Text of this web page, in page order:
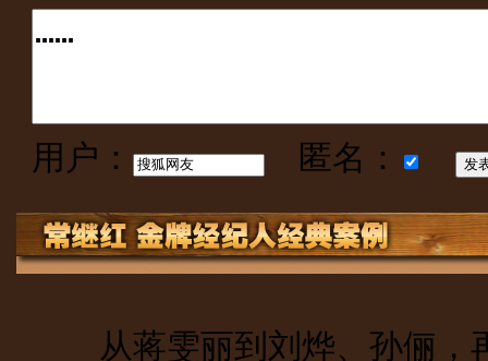
用户： 匿名：
从蒋雯丽到刘烨、孙俪，